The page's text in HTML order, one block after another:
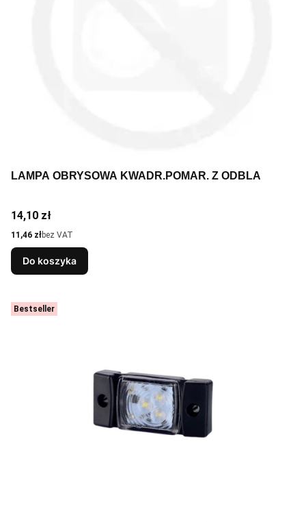
LAMPA OBRYSOWA KWADR.POMAR. Z ODBLA
Cena
14,10 zł
Cena
11,46 złbez VAT
Do koszyka
Bestseller